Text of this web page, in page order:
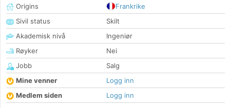
Origins
Frankrike
Sivil status
Skilt
Akademisk nivå
Ingeniør
Røyker
Nei
Jobb
Salg
Mine venner
Logg inn
Medlem siden
Logg inn